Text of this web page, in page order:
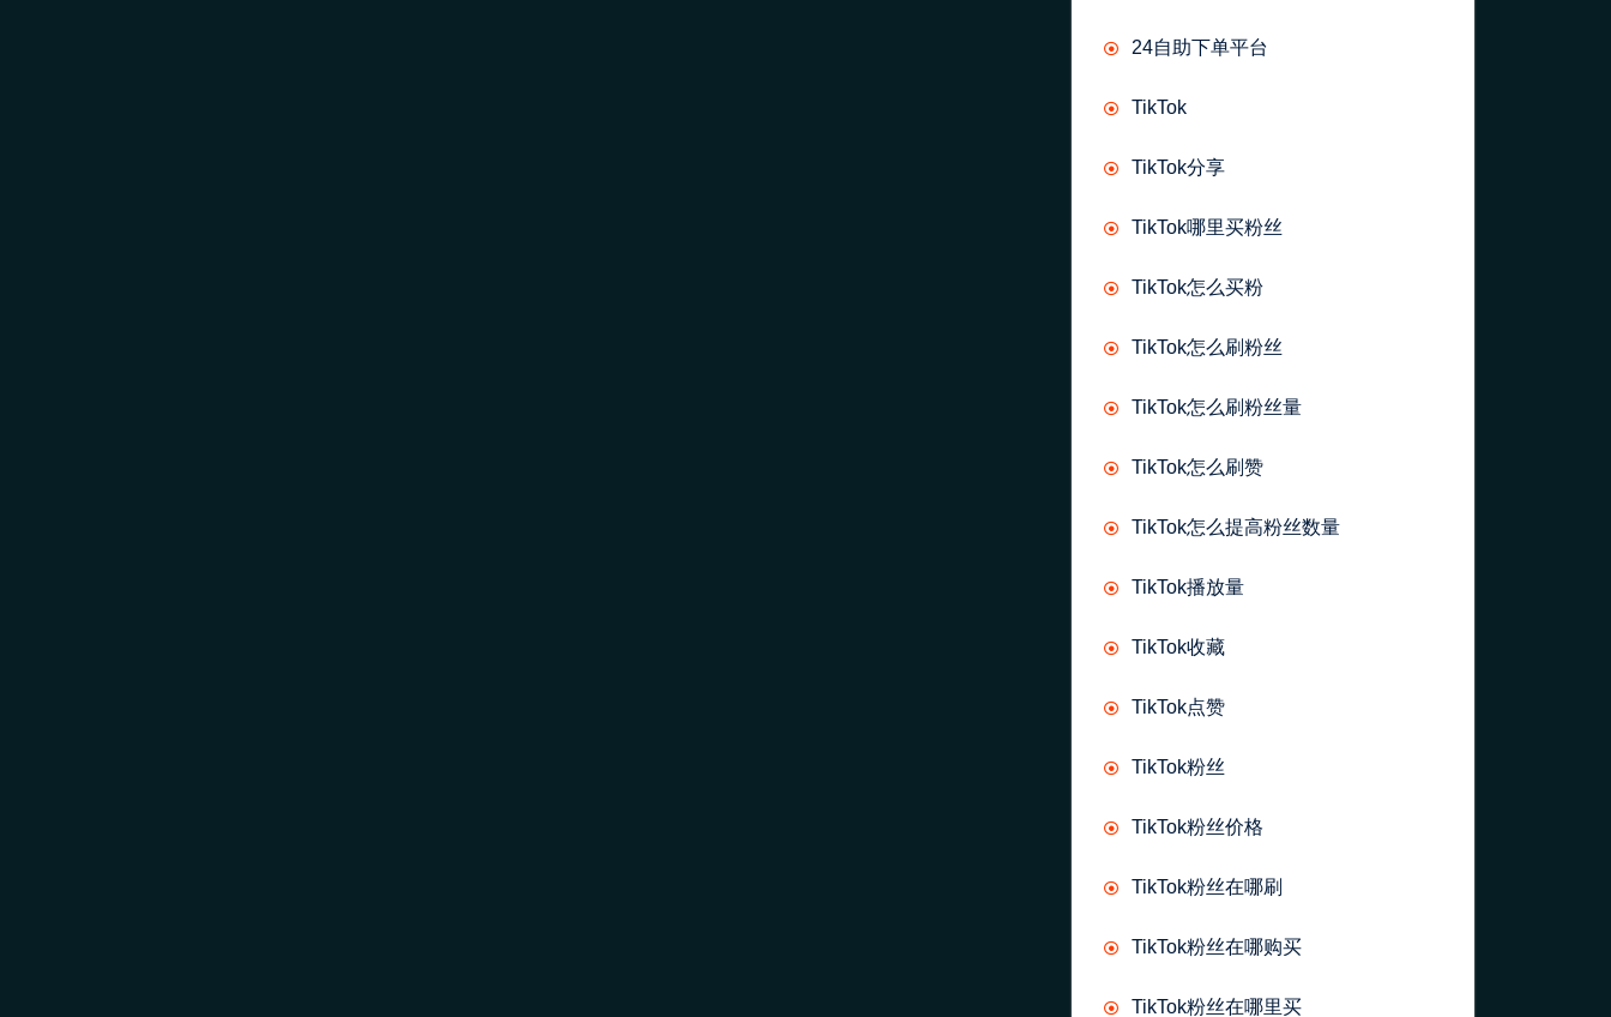
24自助下单平台
TikTok
TikTok分享
TikTok哪里买粉丝
TikTok怎么买粉
TikTok怎么刷粉丝
TikTok怎么刷粉丝量
TikTok怎么刷赞
TikTok怎么提高粉丝数量
TikTok播放量
TikTok收藏
TikTok点赞
TikTok粉丝
TikTok粉丝价格
TikTok粉丝在哪刷
TikTok粉丝在哪购买
TikTok粉丝在哪里买